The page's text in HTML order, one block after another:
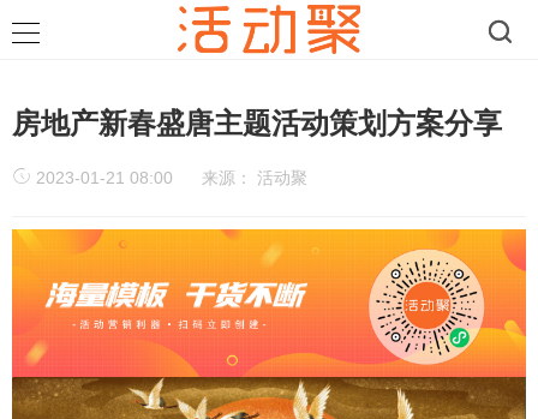
房地产新春盛唐主题活动策划方案分享
2023-01-21 08:00 来源： 活动聚